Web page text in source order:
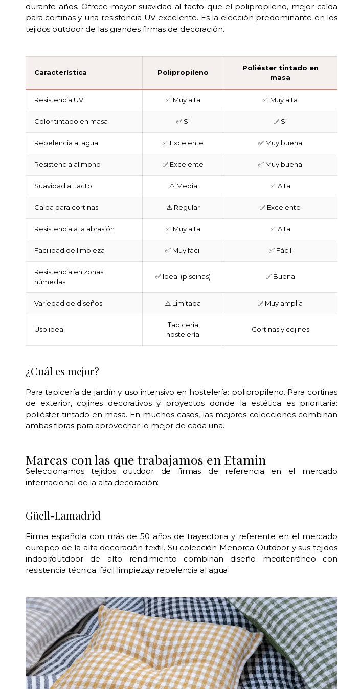
durante años. Ofrece mayor suavidad al tacto que el polipropileno, mejor caída
para cortinas y una resistencia UV excelente. Es la elección predominante en los
tejidos outdoor de las grandes firmas de decoración.
Característica Polipropileno
Poliéster tintado en
masa
Resistencia UV ✅ Muy alta ✅ Muy alta
Color tintado en masa ✅ Sí ✅ Sí
Repelencia al agua ✅ Excelente ✅ Muy buena
Resistencia al moho ✅ Excelente ✅ Muy buena
Suavidad al tacto ⚠️ Media ✅ Alta
Caída para cortinas ⚠️ Regular ✅ Excelente
Resistencia a la abrasión ✅ Muy alta ✅ Alta
Facilidad de limpieza ✅ Muy fácil ✅ Fácil
Resistencia en zonas
húmedas
✅ Ideal (piscinas) ✅ Buena
Variedad de diseños ⚠️ Limitada ✅ Muy amplia
Uso ideal
Tapicería
hostelería
Cortinas y cojines
¿Cuál es mejor?
Para tapicería de jardín y uso intensivo en hostelería: polipropileno. Para cortinas
de exterior, cojines decorativos y proyectos donde la estética es prioritaria:
poliéster tintado en masa. En muchos casos, las mejores colecciones combinan
ambas fibras para aprovechar lo mejor de cada una.
Marcas con las que trabajamos en Etamin
Seleccionamos tejidos outdoor de firmas de referencia en el mercado
internacional de la alta decoración:
Güell-Lamadrid
Firma española con más de 50 años de trayectoria y referente en el mercado
europeo de la alta decoración textil. Su colección Menorca Outdoor y sus tejidos
indoor/outdoor de alto rendimiento combinan diseño mediterráneo con
resistencia técnica: fácil limpieza,y repelencia al agua